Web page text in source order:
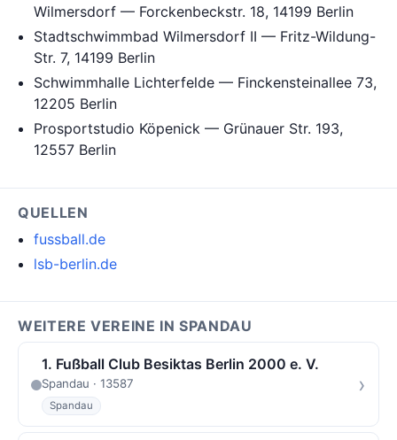
Wilmersdorf — Forckenbeckstr. 18, 14199 Berlin
Stadtschwimmbad Wilmersdorf II — Fritz-Wildung-
Str. 7, 14199 Berlin
Schwimmhalle Lichterfelde — Finckensteinallee 73,
12205 Berlin
Prosportstudio Köpenick — Grünauer Str. 193,
12557 Berlin
QUELLEN
fussball.de
lsb-berlin.de
WEITERE VEREINE IN SPANDAU
1. Fußball Club Besiktas Berlin 2000 e. V.
Spandau · 13587
Spandau
›